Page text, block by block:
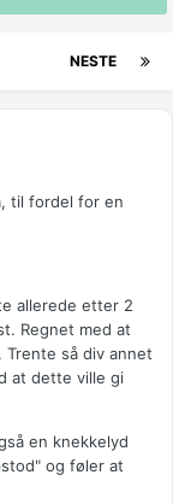
NESTE
til fordel for en
allerede etter 2
Regnet med at
så div annet
at dette ville gi
en knekkelyd
og føler at